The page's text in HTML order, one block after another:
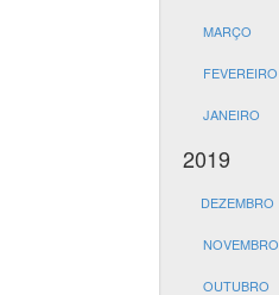
MARÇO
FEVEREIRO
JANEIRO
2019
DEZEMBRO
NOVEMBRO
OUTUBRO